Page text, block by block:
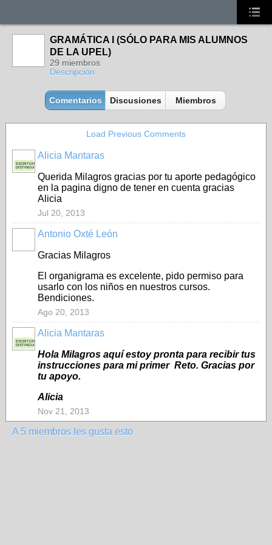
GRAMÁTICA I (SÓLO PARA MIS ALUMNOS
DE LA UPEL)
29 miembros
Descripción
Comentarios Discusiones Miembros
Load Previous Comments
ESCRITORA
DISTINGUIDA
Alicia Mantaras
Querida Milagros gracias por tu aporte pedagógico
en la pagina digno de tener en cuenta gracias
Alicia
Jul 20, 2013
Antonio Oxté León
Gracias Milagros
El organigrama es excelente, pido permiso para
usarlo con los niños en nuestros cursos.
Bendiciones.
Ago 20, 2013
ESCRITORA
DISTINGUIDA
Alicia Mantaras
Hola Milagros aquí estoy pronta para recibir tus
instrucciones para mi primer Reto. Gracias por
tu apoyo.
Alicia
Nov 21, 2013
A 5 miembros les gusta esto